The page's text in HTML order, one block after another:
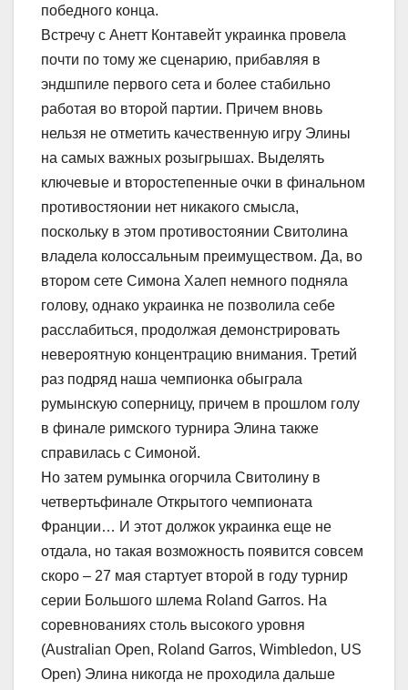
победного конца.
Встречу с Анетт Контавейт украинка провела
почти по тому же сценарию, прибавляя в
эндшпиле первого сета и более стабильно
работая во второй партии. Причем вновь
нельзя не отметить качественную игру Элины
на самых важных розыгрышах. Выделять
ключевые и второстепенные очки в финальном
противостяонии нет никакого смысла,
поскольку в этом противостоянии Свитолина
владела колоссальным преимуществом. Да, во
втором сете Симона Халеп немного подняла
голову, однако украинка не позволила себе
расслабиться, продолжая демонстрировать
невероятную концентрацию внимания. Третий
раз подряд наша чемпионка обыграла
румынскую соперницу, причем в прошлом голу
в финале римского турнира Элина также
справилась с Симоной.
Но затем румынка огорчила Свитолину в
четвертьфинале Открытого чемпионата
Франции… И этот должок украинка еще не
отдала, но такая возможность появится совсем
скоро – 27 мая стартует второй в году турнир
серии Большого шлема Roland Garros. На
соревнованиях столь высокого уровня
(Australian Open, Roland Garros, Wimbledon, US
Open) Элина никогда не проходила дальше